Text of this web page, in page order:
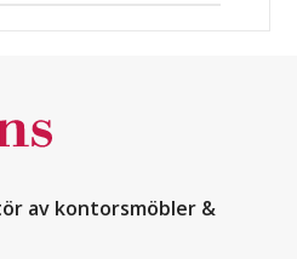
av kontorsmöbler &